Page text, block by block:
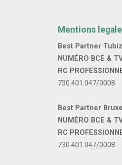
Mentions
Best Partner
NUMÉRO BCE &
RC
730.401.047/0008
Best Partner
NUMÉRO BCE &
RC
730.401.047/0008